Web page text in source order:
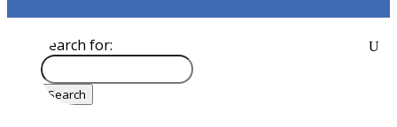
Search for: